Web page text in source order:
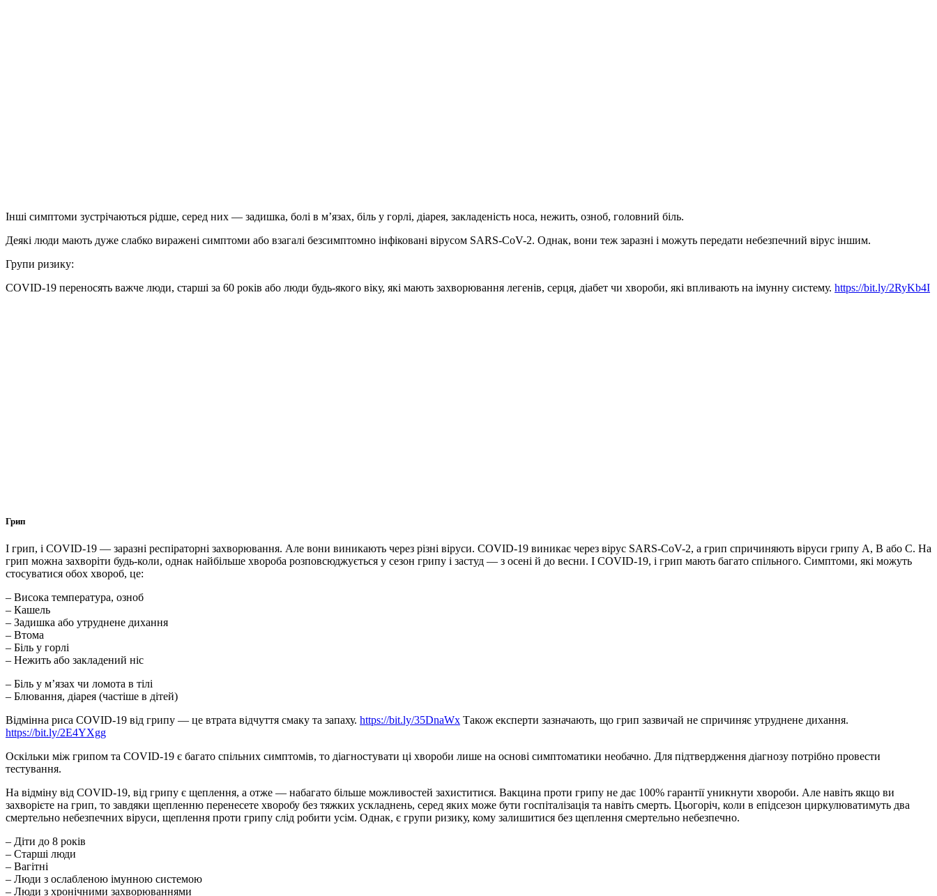
Інші симптоми зустрічаються рідше, серед них — задишка, болі в м’язах, біль у горлі, діарея, закладеність носа, нежить, озноб, головний біль.
Деякі люди мають дуже слабко виражені симптоми або взагалі безсимптомно інфіковані вірусом SARS-CoV-2. Однак, вони теж заразні і можуть передати небезпечний вірус іншим.
Групи ризику:
COVID-19 переносять важче люди, старші за 60 років або люди будь-якого віку, які мають захворювання легенів, серця, діабет чи хвороби, які впливають на імунну систему. https://bit.ly/2RyKb4I
Грип
І грип, і COVID-19 — заразні респіраторні захворювання. Але вони виникають через різні віруси. COVID-19 виникає через вірус SARS-CoV-2, а грип спричиняють віруси грипу A, B або C. На
грип можна захворіти будь-коли, однак найбільше хвороба розповсюджується у сезон грипу і застуд — з осені й до весни. І COVID-19, і грип мають багато спільного. Симптоми, які можуть
стосуватися обох хвороб, це:
– Висока температура, озноб
– Кашель
– Задишка або утруднене дихання
– Втома
– Біль у горлі
– Нежить або закладений ніс
– Біль у м’язах чи ломота в тілі
– Блювання, діарея (частіше в дітей)
Відмінна риса COVID-19 від грипу — це втрата відчуття смаку та запаху. https://bit.ly/35DnaWx Також експерти зазначають, що грип зазвичай не спричиняє утруднене дихання.
https://bit.ly/2E4YXgg
Оскільки між грипом та COVID-19 є багато спільних симптомів, то діагностувати ці хвороби лише на основі симптоматики необачно. Для підтвердження діагнозу потрібно провести
тестування.
На відміну від COVID-19, від грипу є щеплення, а отже — набагато більше можливостей захиститися. Вакцина проти грипу не дає 100% гарантії уникнути хвороби. Але навіть якщо ви
захворієте на грип, то завдяки щепленню перенесете хворобу без тяжких ускладнень, серед яких може бути госпіталізація та навіть смерть. Цьогоріч, коли в епідсезон циркулюватимуть два
смертельно небезпечних віруси, щеплення проти грипу слід робити усім. Однак, є групи ризику, кому залишитися без щеплення смертельно небезпечно.
– Діти до 8 років
– Старші люди
– Вагітні
– Люди з ослабленою імунною системою
– Люди з хронічними захворюваннями